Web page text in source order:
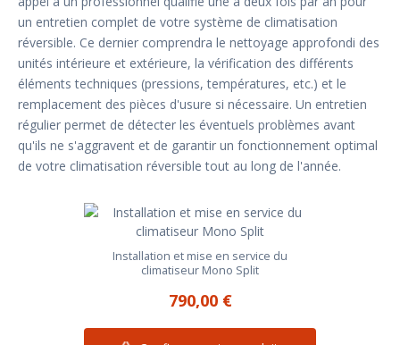
un entretien complet de votre système de climatisation
réversible. Ce dernier comprendra le nettoyage approfondi des
unités intérieure et extérieure, la vérification des différents
éléments techniques (pressions, températures, etc.) et le
remplacement des pièces d'usure si nécessaire. Un entretien
régulier permet de détecter les éventuels problèmes avant
qu'ils ne s'aggravent et de garantir un fonctionnement optimal
de votre climatisation réversible tout au long de l'année.
Installation et mise en service du
climatiseur Mono Split
790,00 €